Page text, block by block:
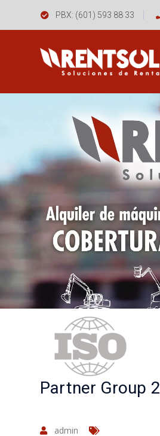
PBX: (601) 593 88 33
Partner Group 2
admin